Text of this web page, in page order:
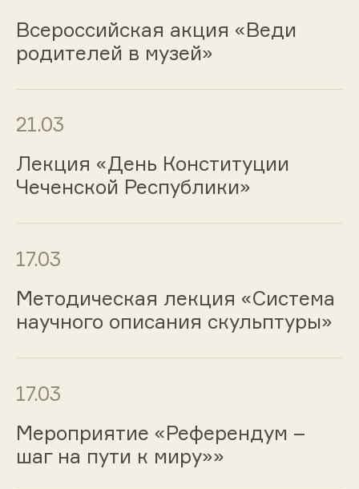
Всероссийская акция «Веди
родителей в музей»
21.03
Лекция «День Конституции
Чеченской Республики»
17.03
Методическая лекция «Система
научного описания скульптуры»
17.03
Мероприятие «Референдум –
шаг на пути к миру»»